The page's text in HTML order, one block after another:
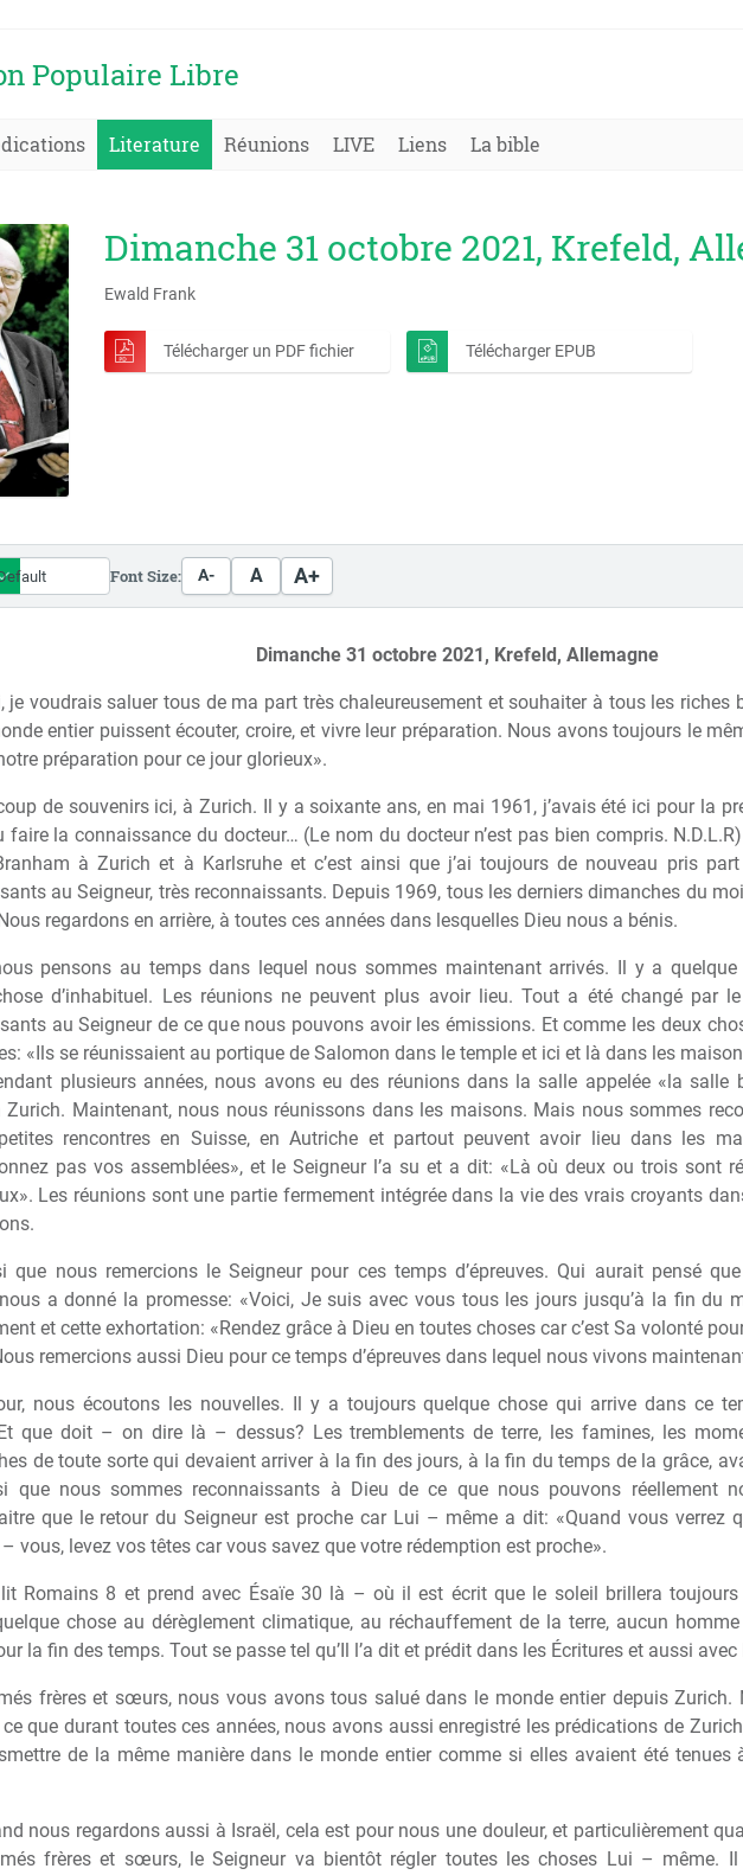
Populaire Libre
Literature Réunions LIVE Liens La bible
Dimanche 31 octobre 2021, Krefeld,
Ewald Frank
Télécharger un PDF fichier Télécharger EPUB
Font Size: A- A A+
Dimanche 31 octobre 2021, Krefeld, Allemagne
je voudrais saluer tous de ma part très chaleureusement et souhaiter à tous les riches
entier puissent écouter, croire, et vivre leur préparation. Nous avons toujours le
préparation pour ce jour glorieux».
de souvenirs ici, à Zurich. Il y a soixante ans, en mai 1961, j’avais été ici pour la
faire la connaissance du docteur… (Le nom du docteur n’est pas bien compris.
à Zurich et à Karlsruhe et c’est ainsi que j’ai toujours de nouveau pris
au Seigneur, très reconnaissants. Depuis 1969, tous les derniers dimanches du
regardons en arrière, à toutes ces années dans lesquelles Dieu nous a bénis.
pensons au temps dans lequel nous sommes maintenant arrivés. Il y a
d’inhabituel. Les réunions ne peuvent plus avoir lieu. Tout a été changé par
au Seigneur de ce que nous pouvons avoir les émissions. Et comme les deux
«Ils se réunissaient au portique de Salomon dans le temple et ici et là dans les
plusieurs années, nous avons eu des réunions dans la salle appelée «la salle
Zurich. Maintenant, nous nous réunissons dans les maisons. Mais nous sommes
rencontres en Suisse, en Autriche et partout peuvent avoir lieu dans les
pas vos assemblées», et le Seigneur l’a su et a dit: «Là où deux ou trois sont
Les réunions sont une partie fermement intégrée dans la vie des vrais croyants
que nous remercions le Seigneur pour ces temps d’épreuves. Qui aurait pensé
a donné la promesse: «Voici, Je suis avec vous tous les jours jusqu’à la fin du
et cette exhortation: «Rendez grâce à Dieu en toutes choses car c’est Sa volonté
remercions aussi Dieu pour ce temps d’épreuves dans lequel nous vivons
nous écoutons les nouvelles. Il y a toujours quelque chose qui arrive dans ce
que doit – on dire là – dessus? Les tremblements de terre, les famines, les
de toute sorte qui devaient arriver à la fin des jours, à la fin du temps de la grâce,
que nous sommes reconnaissants à Dieu de ce que nous pouvons réellement
que le retour du Seigneur est proche car Lui – même a dit: «Quand vous verrez
vous, levez vos têtes car vous savez que votre rédemption est proche».
Romains 8 et prend avec Ésaïe 30 là – où il est écrit que le soleil brillera
chose au dérèglement climatique, au réchauffement de la terre, aucun
la fin des temps. Tout se passe tel qu’Il l’a dit et prédit dans les Écritures et aussi avec
frères et sœurs, nous vous avons tous salué dans le monde entier depuis Zurich.
que durant toutes ces années, nous avons aussi enregistré les prédications de
de la même manière dans le monde entier comme si elles avaient été tenues
nous regardons aussi à Israël, cela est pour nous une douleur, et particulièrement
frères et sœurs, le Seigneur va bientôt régler toutes les choses Lui – même. Il